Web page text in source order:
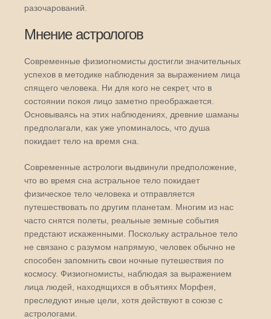
разочарований.
Мнение астрологов
Современные физиогномисты достигли значительных
успехов в методике наблюдения за выражением лица
спящего человека. Ни для кого не секрет, что в
состоянии покоя лицо заметно преображается.
Основываясь на этих наблюдениях, древние шаманы
предполагали, как уже упоминалось, что душа
покидает тело на время сна.
Современные астрологи выдвинули предположение,
что во время сна астральное тело покидает
физическое тело человека и отправляется
путешествовать по другим планетам. Многим из нас
часто снятся полеты, реальные земные события
предстают искаженными. Поскольку астральное тело
не связано с разумом напрямую, человек обычно не
способен запомнить свои ночные путешествия по
космосу. Физиогномисты, наблюдая за выражением
лица людей, находящихся в объятиях Морфея,
преследуют иные цели, хотя действуют в союзе с
астрологами.